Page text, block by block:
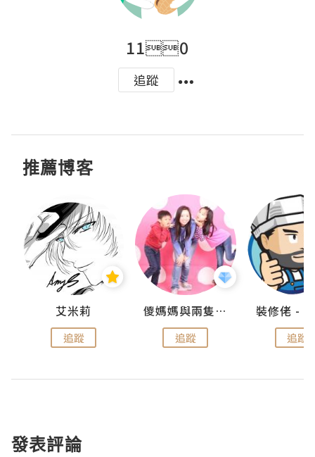
110
追蹤
推薦博客
艾米莉
追蹤
儍媽媽與兩隻小魔怪之家
追蹤 追蹤
發表評論